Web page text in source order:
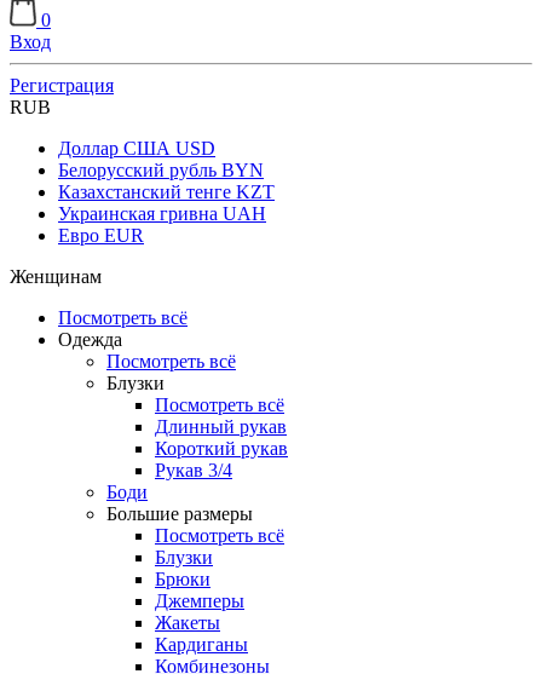
0
Вход
Регистрация
RUB
Доллар США USD
Белорусский рубль BYN
Казахстанский тенге KZT
Украинская гривна UAH
Евро EUR
Женщинам
Посмотреть всё
Одежда
Посмотреть всё
Блузки
Посмотреть всё
Длинный рукав
Короткий рукав
Рукав 3/4
Боди
Большие размеры
Посмотреть всё
Блузки
Брюки
Джемперы
Жакеты
Кардиганы
Комбинезоны